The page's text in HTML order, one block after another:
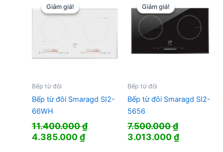
Giảm giá!
Giảm giá!
Bếp từ đôi
Bếp từ đôi Smaragd SI2-
66WH
11.400.000₫
Giá
4.385.000₫Giá
Giảm giá!
Giảm giá!
Bếp từ đôi
Bếp từ đôi Smaragd SI2-
5656
7.500.000₫
Giá
3.013.000₫Giá